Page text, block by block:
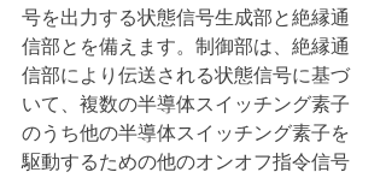
号を出力する状態信号生成部と絶縁通
信部とを備えます。制御部は、絶縁通
信部により伝送される状態信号に基づ
いて、複数の半導体スイッチング素子
のうち他の半導体スイッチング素子を
駆動するための他のオンオフ指令信号